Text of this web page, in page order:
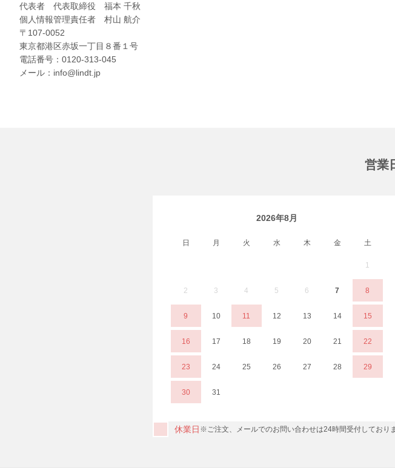
代表者 代表取締役 福本 千秋
個人情報管理責任者 村山 航介
〒107-0052
東京都港区赤坂一丁目８番１号
電話番号：0120-313-045
メール：info@lindt.jp
営業
2026年8月
日 月 火 水 木 金 土
1
2 3 4 5 6 7 8
9 10 11 12 13 14 15
16 17 18 19 20 21 22
23 24 25 26 27 28 29
30 31
休業日 ※ご注文、メールでのお問い合わせは24時間受付しておりま